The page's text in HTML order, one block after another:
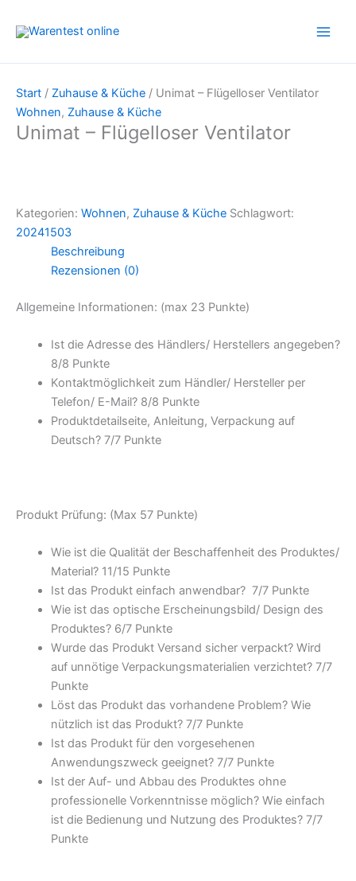
Inhalt
Start / Zuhause & Küche / Unimat – Flügelloser Ventilator
Wohnen, Zuhause & Küche
Unimat – Flügelloser Ventilator
Kategorien: Wohnen, Zuhause & Küche Schlagwort:
20241503
Beschreibung
Rezensionen (0)
Allgemeine Informationen: (max 23 Punkte)
Ist die Adresse des Händlers/ Herstellers angegeben?
8/8 Punkte
Kontaktmöglichkeit zum Händler/ Hersteller per
Telefon/ E-Mail? 8/8 Punkte
Produktdetailseite, Anleitung, Verpackung auf
Deutsch? 7/7 Punkte
Produkt Prüfung: (Max 57 Punkte)
Wie ist die Qualität der Beschaffenheit des Produktes/
Material? 11/15 Punkte
Ist das Produkt einfach anwendbar? 7/7 Punkte
Wie ist das optische Erscheinungsbild/ Design des
Produktes? 6/7 Punkte
Wurde das Produkt Versand sicher verpackt? Wird
auf unnötige Verpackungsmaterialien verzichtet? 7/7
Punkte
Löst das Produkt das vorhandene Problem? Wie
nützlich ist das Produkt? 7/7 Punkte
Ist das Produkt für den vorgesehenen
Anwendungszweck geeignet? 7/7 Punkte
Ist der Auf- und Abbau des Produktes ohne
professionelle Vorkenntnisse möglich? Wie einfach
ist die Bedienung und Nutzung des Produktes? 7/7
Punkte